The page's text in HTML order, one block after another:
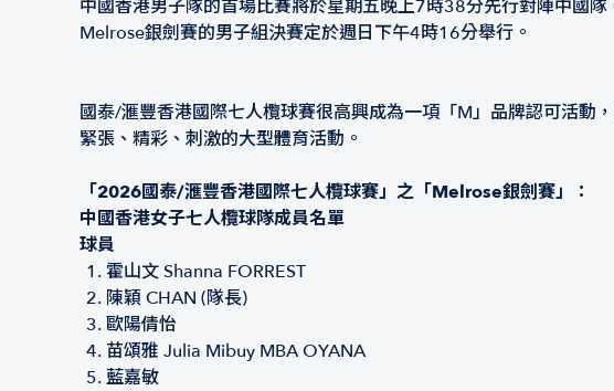
中國香港男子隊的首場比賽將於星期五晚上7時38分先行對陣中國
Melrose銀劍賽的男子組決賽定於週日下午4時16分舉行。
國泰/滙豐香港國際七人欖球賽很高興成為一項「M」品牌認可活動
緊張、精彩、刺激的大型體育活動。
「2026國泰/滙豐香港國際七人欖球賽」之「Melrose銀劍賽」：
中國香港女子七人欖球隊成員名單
球員
霍山文 Shanna FORREST
陳穎 CHAN (隊長)
歐陽倩怡
苗頌雅 Julia Mibuy MBA OYANA
藍嘉敏